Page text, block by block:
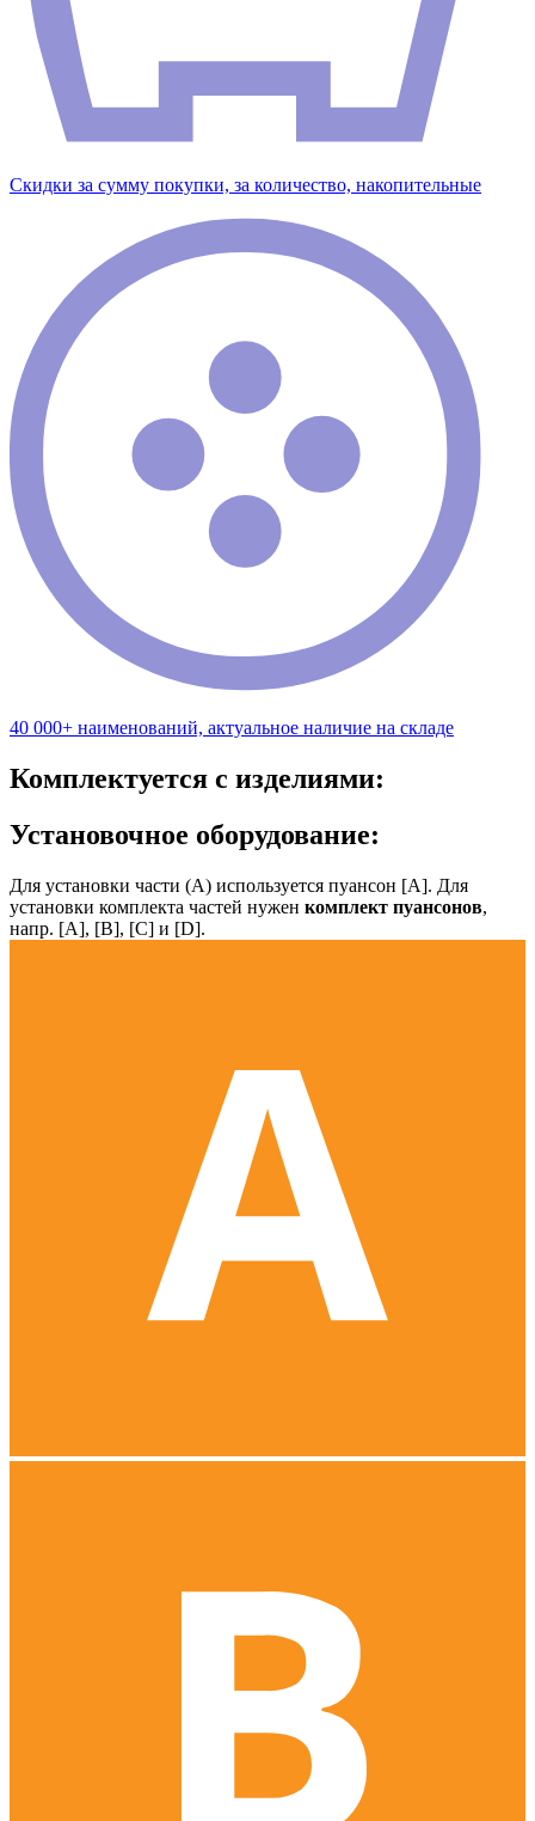
Скидки за сумму покупки, за количество, накопительные
40 000+ наименований, актуальное наличие на складе
Комплектуется с изделиями:
Установочное оборудование:
Для установки части (А) используется пуансон [А]. Для
установки комплекта частей нужен комплект пуансонов,
напр. [А], [B], [С] и [D].